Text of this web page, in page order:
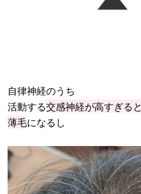
自律神経のうち
活動する交感神経が高すぎると
薄毛になるし